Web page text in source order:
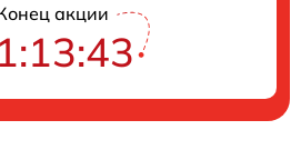
акции